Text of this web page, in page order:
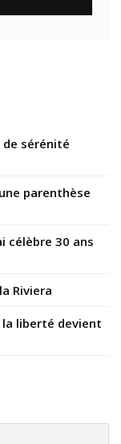
de sérénité
parenthèse
célèbre 30 ans
Riviera
la liberté devient